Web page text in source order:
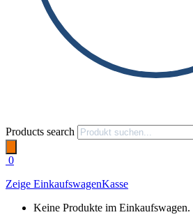
Products search
0
Zeige EinkaufswagenKasse
Keine Produkte im Einkaufswagen.